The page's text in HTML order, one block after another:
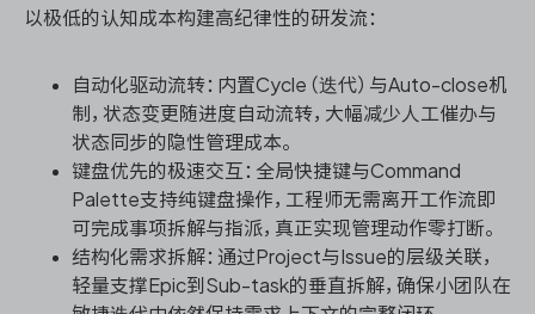
以极低的认知成本构建高纪律性的研发流：
自动化驱动流转：内置Cycle（迭代）与Auto-close机
制，状态变更随进度自动流转，大幅减少人工催办与
状态同步的隐性管理成本。
键盘优先的极速交互：全局快捷键与Command
Palette支持纯键盘操作，工程师无需离开工作流即
可完成事项拆解与指派，真正实现管理动作零打断。
结构化需求拆解：通过Project与Issue的层级关联，
轻量支撑Epic到Sub-task的垂直拆解，确保小团队在